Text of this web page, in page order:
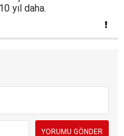
yıl daha.